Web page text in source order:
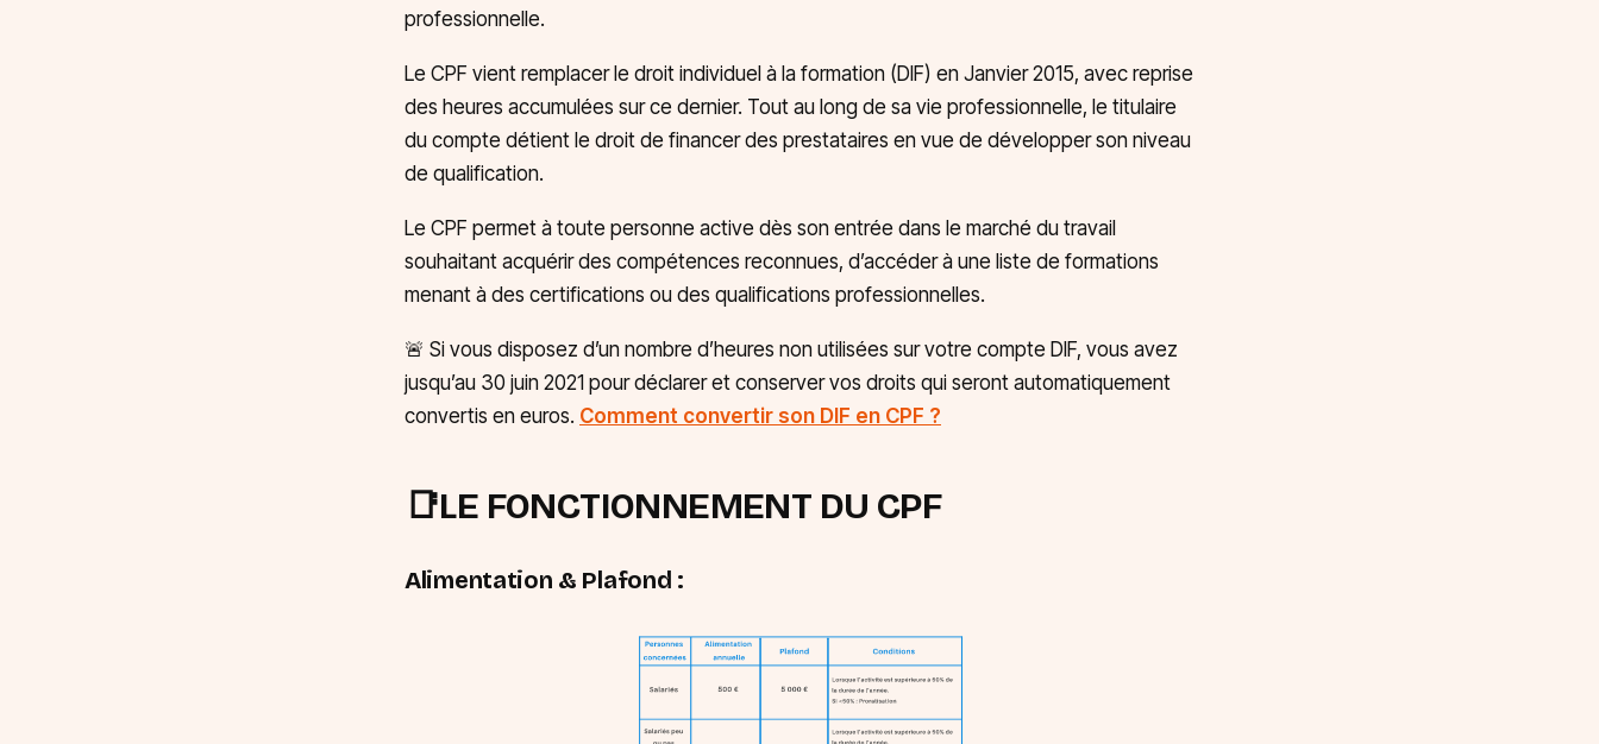
professionnelle.
Le CPF vient remplacer le droit individuel à la formation (DIF) en Janvier 2015, avec reprise
des heures accumulées sur ce dernier. Tout au long de sa vie professionnelle, le titulaire
du compte détient le droit de financer des prestataires en vue de développer son niveau
de qualification.
Le CPF permet à toute personne active dès son entrée dans le marché du travail
souhaitant acquérir des compétences reconnues, d’accéder à une liste de formations
menant à des certifications ou des qualifications professionnelles.
🚨 Si vous disposez d’un nombre d’heures non utilisées sur votre compte DIF, vous avez
jusqu’au 30 juin 2021 pour déclarer et conserver vos droits qui seront automatiquement
convertis en euros. Comment convertir son DIF en CPF ?
📑LE FONCTIONNEMENT DU CPF
Alimentation & Plafond :